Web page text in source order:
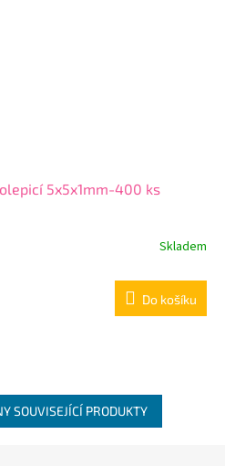
5x5x1mm-400 ks
Skladem
Do košíku
SOUVISEJÍCÍ PRODUKTY